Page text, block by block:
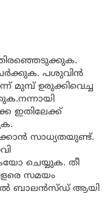
തിരഞ്ഞെടുക്കുക.
പശുവിൻ
മുമ്പ് ഉരുക്കിവെച്ച
ഇതിലേക്ക്
സാധ്യതയുണ്ട്.
ചെയ്യുക. തീ
സമയം
ബാലൻസ്ഡ് ആയി